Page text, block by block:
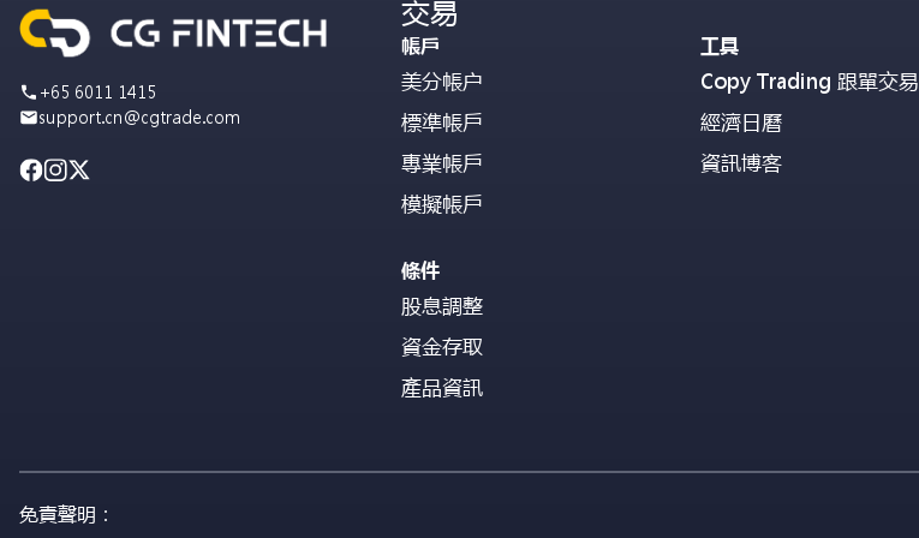
+65 6011 1415
support.cn@cgtrade.com
交易
帳戶
美分帳户
標準帳戶
專業帳戶
模擬帳戶
條件
股息調整
資金存取
產品資訊
工具
Copy Trading 跟單交易
經濟日曆
資訊博客
免責聲明：